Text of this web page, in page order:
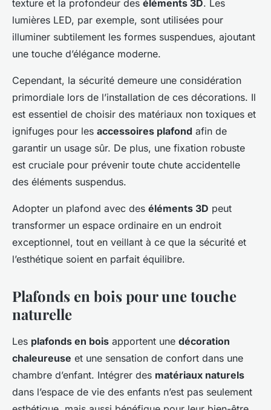
texture et la profondeur des éléments 3D. Les
lumières LED, par exemple, sont utilisées pour
illuminer subtilement les formes suspendues, ajoutant
une touche d’élégance moderne.
Cependant, la sécurité demeure une considération
primordiale lors de l’installation de ces décorations. Il
est essentiel de choisir des matériaux non toxiques et
ignifuges pour les accessoires plafond afin de
garantir un usage sûr. De plus, une fixation robuste
est cruciale pour prévenir toute chute accidentelle
des éléments suspendus.
Adopter un plafond avec des éléments 3D peut
transformer un espace ordinaire en un endroit
exceptionnel, tout en veillant à ce que la sécurité et
l’esthétique soient en parfait équilibre.
Plafonds en bois pour une touche
naturelle
Les plafonds en bois apportent une décoration
chaleureuse et une sensation de confort dans une
chambre d’enfant. Intégrer des matériaux naturels
dans l’espace de vie des enfants n’est pas seulement